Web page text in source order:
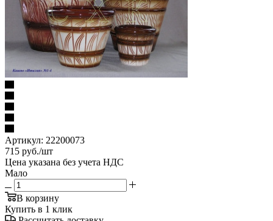
Артикул: 22200073
715 руб./шт
Цена указана без учета НДС
Мало
В корзину
Купить в 1 клик